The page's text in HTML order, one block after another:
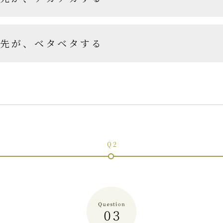
が、ベタベタする
Q 2